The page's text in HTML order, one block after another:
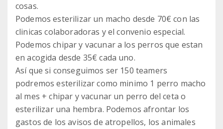
cosas.
Podemos esterilizar un macho desde 70€ con las
clinicas colaboradoras y el convenio especial.
Podemos chipar y vacunar a los perros que estan
en acogida desde 35€ cada uno.
Así que si conseguimos ser 150 teamers
podremos esterilizar como minimo 1 perro macho
al mes + chipar y vacunar un perro del ceta o
esterilizar una hembra. Podemos afrontar los
gastos de los avisos de atropellos, los animales